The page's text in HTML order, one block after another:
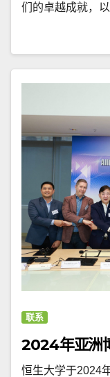
们的卓越成就，
联系
2024年亚洲
恒生大学于2024